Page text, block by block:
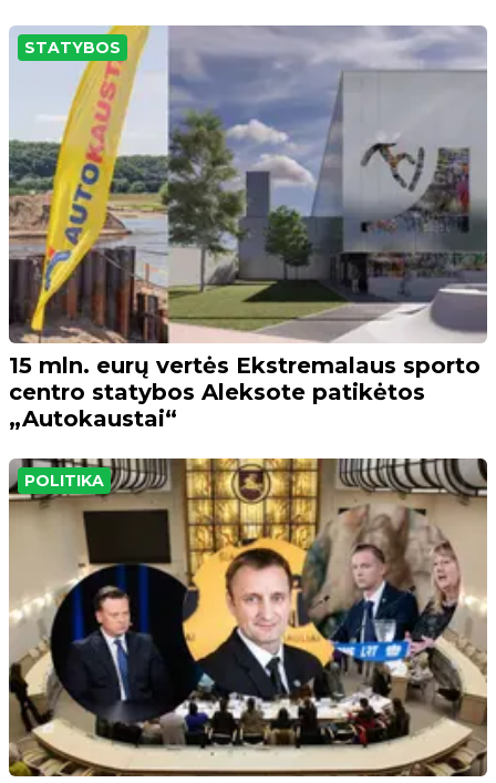
STATYBOS
15 mln. eurų vertės Ekstremalaus sporto
centro statybos Aleksote patikėtos
„Autokaustai“
POLITIKA